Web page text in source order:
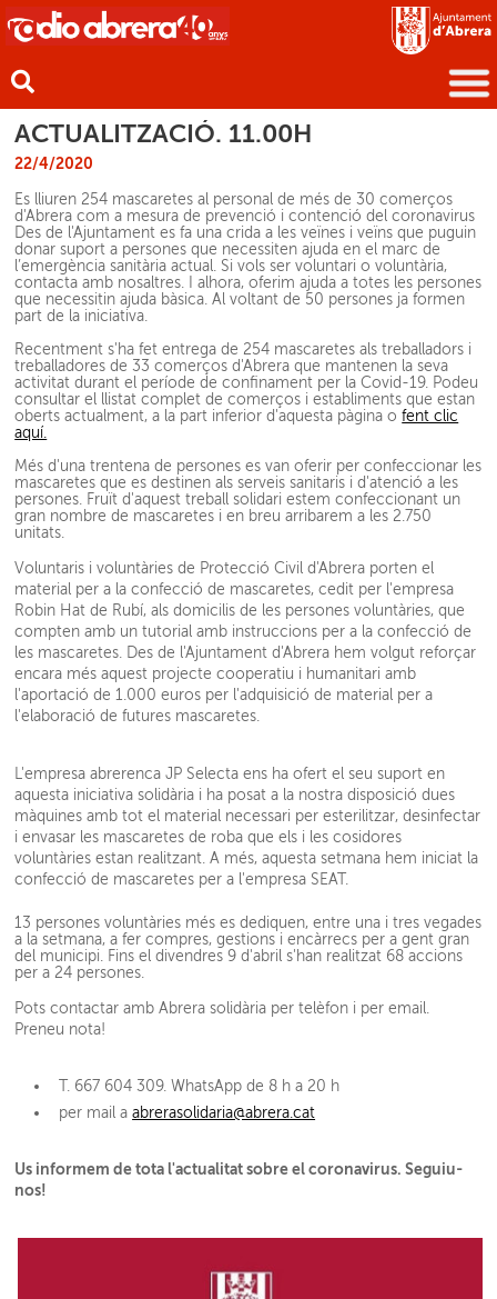
ACTUALITZACIÓ. 11.00H
22/4/2020
Es lliuren 254 mascaretes al personal de més de 30 comerços
d'Abrera com a mesura de prevenció i contenció del coronavirus
Des de l'Ajuntament es fa una crida a les veïnes i veïns que puguin
donar suport a persones que necessiten ajuda en el marc de
l’emergència sanitària actual. Si vols ser voluntari o voluntària,
contacta amb nosaltres. I alhora, oferim ajuda a totes les persones
que necessitin ajuda bàsica. Al voltant de 50 persones ja formen
part de la iniciativa.
Recentment s'ha fet entrega de 254 mascaretes als treballadors i
treballadores de 33 comerços d'Abrera que mantenen la seva
activitat durant el període de confinament per la Covid-19. Podeu
consultar el llistat complet de comerços i establiments que estan
oberts actualment, a la part inferior d'aquesta pàgina ofent clic
aquí.
Més d'una trentena de persones es van oferir per confeccionar les
mascaretes que es destinen als serveis sanitaris i d'atenció a les
persones. Fruït d'aquest treball solidari estem confeccionant un
gran nombre de mascaretes i en breu arribarem a les 2.750
unitats.
Voluntaris i voluntàries de Protecció Civil d'Abrera porten el
material per a la confecció de mascaretes, cedit per l'empresa
Robin Hat de Rubí, als domicilis de les persones voluntàries, que
compten amb un tutorial amb instruccions per a la confecció de
les mascaretes. Des de l'Ajuntament d'Abrera hem volgut reforçar
encara més aquest projecte cooperatiu i humanitari amb
l'aportació de 1.000 euros per l'adquisició de material per a
l'elaboració de futures mascaretes.
L'empresa abrerenca JP Selecta ens ha ofert el seu suport en
aquesta iniciativa solidària i ha posat a la nostra disposició dues
màquines amb tot el material necessari per esterilitzar, desinfectar
i envasar les mascaretes de roba que els i les cosidores
voluntàries estan realitzant. A més, aquesta setmana hem iniciat la
confecció de mascaretes per a l'empresa SEAT.
13 persones voluntàries més es dediquen, entre una i tres vegades
a la setmana, a fer compres, gestions i encàrrecs per a gent gran
del municipi. Fins el divendres 9 d'abril s'han realitzat 68 accions
per a 24 persones.
Pots contactar amb Abrera solidària per telèfon i per email.
Preneu nota!
T. 667 604 309. WhatsApp de 8 h a 20 h
per mail aabrerasolidaria@abrera.cat
Us informem de tota l'actualitat sobre el coronavirus. Seguiu-
nos!